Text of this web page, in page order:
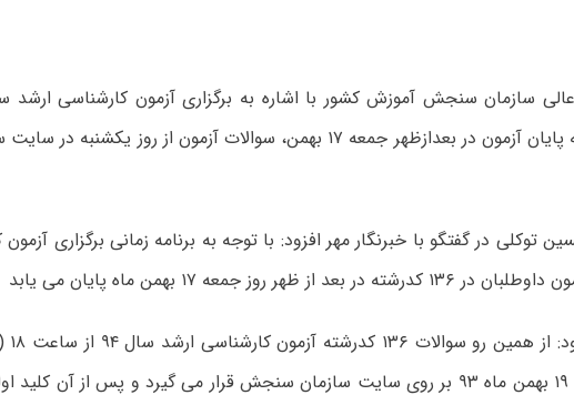
توجه به پایان آزمون در بعدازظهر جمعه ۱۷ بهمن، سوالات آزمون از روز
توکلی در گفتگو با خبرنگار مهر افزود: با توجه به برنامه زمانی برگزاری
یکشنبه ۱۹ بهمن ماه ۹۳ بر روی سایت سازمان سنجش قرار می گیرد و پس از آن کلید